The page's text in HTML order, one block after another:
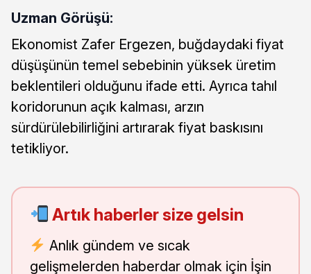
Uzman Görüşü:
Ekonomist Zafer Ergezen, buğdaydaki fiyat
düşüşünün temel sebebinin yüksek üretim
beklentileri olduğunu ifade etti. Ayrıca tahıl
koridorunun açık kalması, arzın
sürdürülebilirliğini artırarak fiyat baskısını
tetikliyor.
Artık haberler size gelsin
Anlık gündem ve sıcak
gelişmelerden haberdar olmak için İşin